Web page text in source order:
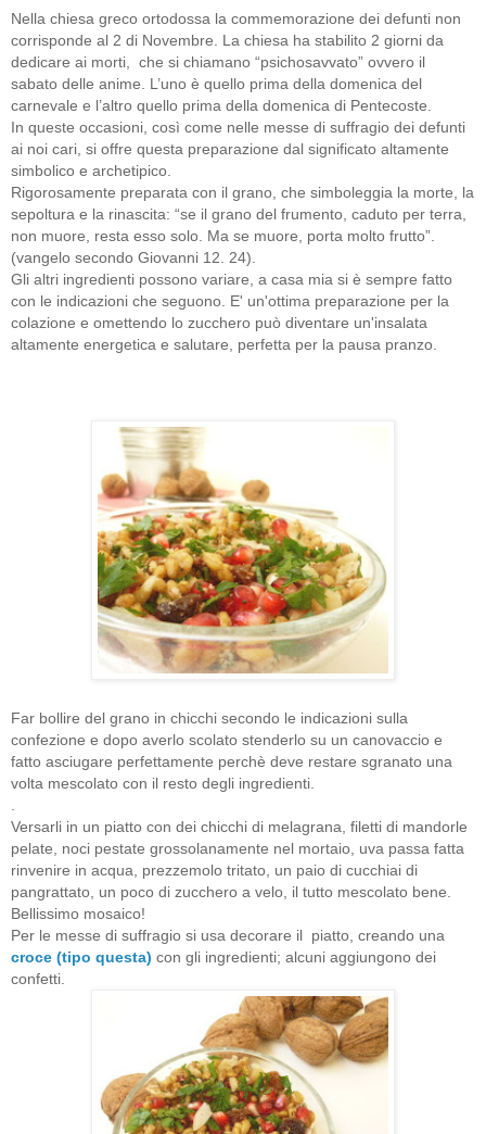
Nella chiesa greco ortodossa la commemorazione dei defunti non
corrisponde al 2 di Novembre. La chiesa ha stabilito 2 giorni da
dedicare ai morti, che si chiamano “psichosavvato” ovvero il
sabato delle anime. L’uno è quello prima della domenica del
carnevale e l’altro quello prima della domenica di Pentecoste.
In queste occasioni, così come nelle messe di suffragio dei defunti
ai noi cari, si offre questa preparazione dal significato altamente
simbolico e archetipico.
Rigorosamente preparata con il grano, che simboleggia la morte, la
sepoltura e la rinascita: “se il grano del frumento, caduto per terra,
non muore, resta esso solo. Ma se muore, porta molto frutto”.
(vangelo secondo Giovanni 12. 24).
Gli altri ingredienti possono variare, a casa mia si è sempre fatto
con le indicazioni che seguono. E' un'ottima preparazione per la
colazione e omettendo lo zucchero può diventare un'insalata
altamente energetica e salutare, perfetta per la pausa pranzo.
Far bollire del grano in chicchi secondo le indicazioni sulla
confezione e dopo averlo scolato stenderlo su un canovaccio e
fatto asciugare perfettamente perchè deve restare sgranato una
volta mescolato con il resto degli ingredienti.
Versarli in un piatto con dei chicchi di melagrana, filetti di mandorle
pelate, noci pestate grossolanamente nel mortaio, uva passa fatta
rinvenire in acqua, prezzemolo tritato, un paio di cucchiai di
pangrattato, un poco di zucchero a velo, il tutto mescolato bene.
Bellissimo mosaico!
Per le messe di suffragio si usa decorare il piatto, creando una
croce (tipo questa) con gli ingredienti; alcuni aggiungono dei
confetti.